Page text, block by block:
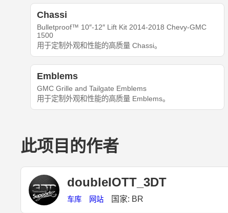
Chassi
Bulletproof™ 10″-12″ Lift Kit 2014-2018 Chevy-GMC
1500
用于定制外观和性能的高质量 Chassi。
Emblems
GMC Grille and Tailgate Emblems
用于定制外观和性能的高质量 Emblems。
此项目的作者
doubleIOTT_3DT
车库 网站 国家: BR